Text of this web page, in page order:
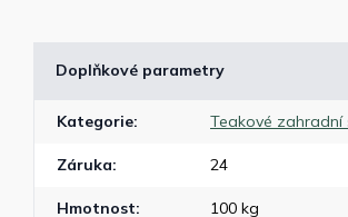
Doplňkové parametry
Kategorie: Teakové zahradní
Záruka: 24
Hmotnost: 100 kg